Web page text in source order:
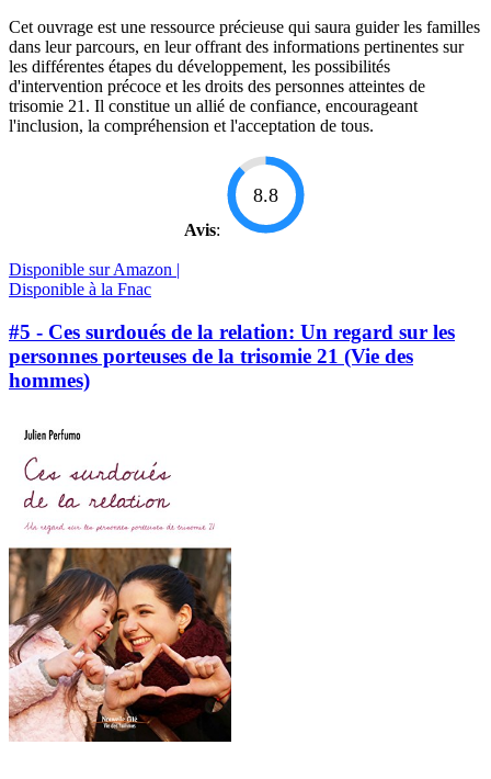
Cet ouvrage est une ressource précieuse qui saura guider les familles
dans leur parcours, en leur offrant des informations pertinentes sur
les différentes étapes du développement, les possibilités
d'intervention précoce et les droits des personnes atteintes de
trisomie 21. Il constitue un allié de confiance, encourageant
l'inclusion, la compréhension et l'acceptation de tous.
Avis:
8.8
Disponible sur Amazon |
Disponible à la Fnac
#5 - Ces surdoués de la relation: Un regard sur les
personnes porteuses de la trisomie 21 (Vie des
hommes)